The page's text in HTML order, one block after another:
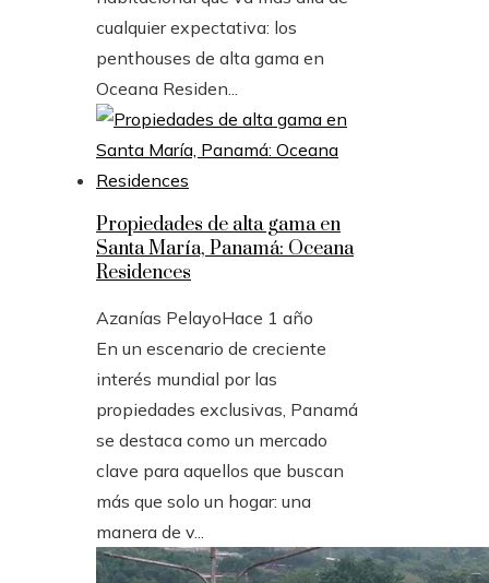
cualquier expectativa: los
penthouses de alta gama en
Oceana Residen...
Propiedades de alta gama en
Santa María, Panamá: Oceana
Residences
Azanías PelayoHace 1 año
En un escenario de creciente
interés mundial por las
propiedades exclusivas, Panamá
se destaca como un mercado
clave para aquellos que buscan
más que solo un hogar: una
manera de v...